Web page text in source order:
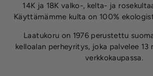
14K ja 18K valko-, kelta- ja
Käyttämämme kulta on 100%
Laatukoru on 1976 perustettu
kelloalan perheyritys, joka palvelee 13
verkkokaupassa.